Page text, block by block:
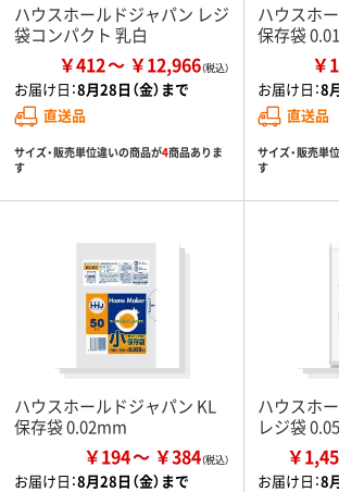
ハウスホールドジャパン レジ
袋コンパクト 乳白
￥412 ￥12,966
お届け日：8月28日（金）まで
直送品
サイズ・販売単位違いの商品が4商品ありま
す
ハウスホ
保存袋
￥
お届け日：8
直送品
サイズ・販売単
す
ハウスホールドジャパン KL
保存袋 0.02mm
￥194 ￥384
お届け日：8月28日（金）まで
ハウスホ
レジ袋
￥
お届け日：8